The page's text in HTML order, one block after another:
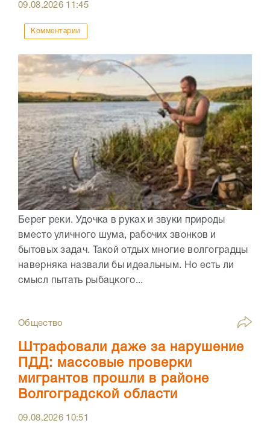
09.08.2026 11:45
Комментарии
Берег реки. Удочка в руках и звуки природы
вместо уличного шума, рабочих звонков и
бытовых задач. Такой отдых многие волгоградцы
наверняка назвали бы идеальным. Но есть ли
смысл пытать рыбацкого...
Общество
Штрафовали даже за нарушение
ПДД: массовые проверки
мигрантов прошли в районе
Волгоградской области
09.08.2026 10:51